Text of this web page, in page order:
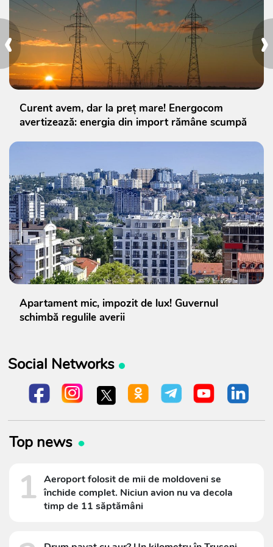
›
‹
Curent avem, dar la preț mare! Energocom
avertizează: energia din import rămâne scumpă
Apartament mic, impozit de lux! Guvernul
schimbă regulile averii
Social Networks
Top news
1 Aeroport folosit de mii de moldoveni se
închide complet. Niciun avion nu va decola
timp de 11 săptămâni